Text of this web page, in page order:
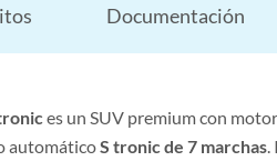
Documentación
es un SUV premium con motor
automáticoS tronic de 7 marchas.